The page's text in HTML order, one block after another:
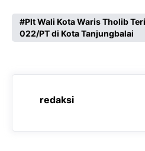
c
e
o
a
t
A
p
l
e
r
a
s
s
n
r
Plt Wali Kota Waris Tholib
022/PT di Kota Tanjungbalai
redaksi